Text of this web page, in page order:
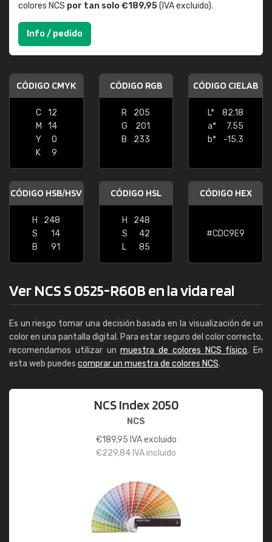
colores NCS por tan solo €189,95(IVA excluido).
Info / pedido
CÓDIGO CMYK
C
12
M
14
Y
0
K
9
CÓDIGO RGB
R
205
G
201
B
233
CÓDIGO CIELAB
L*
82.18
a*
7.55
b*
-15.3
CÓDIGO HSB/HSV
H
248
S
14
B
91
CÓDIGO HSL
H
248
S
42
L
85
CÓDIGO HEX
#CDC9E9
Ver NCS S 0525-R60B en la vida real
Es un riesgo tomar una decisión basada en la visualización de un
color en una pantalla digital. Para estar seguro del color correcto,
recomendamos utilizar unmuestra de colores NCS físico. En
esta web puedes comprar un muestra de colores NCS.
NCS Index 2050
NCS
€189,95 IVA excluido
€229,84 IVA incluido